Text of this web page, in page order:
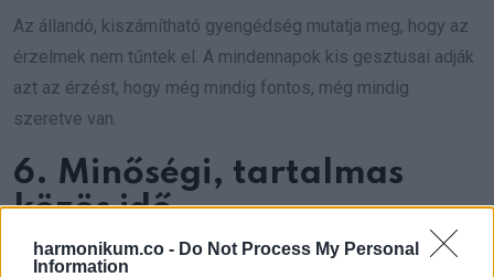
harmonikum.co - Do Not Process My Personal
Information
Az állandó, kiszámítható gyengédség mutatja meg, hogy az
érzelmek nem tűntek el. A mindennapok kis gesztusai adják
azt az érzést, hogy még mindig fontos, még mindig
szeretve van.
6. Minőségi, tartalmas
közös idő
A rohanó élet, a munka, a gyerekek, a teendők mellé egyre